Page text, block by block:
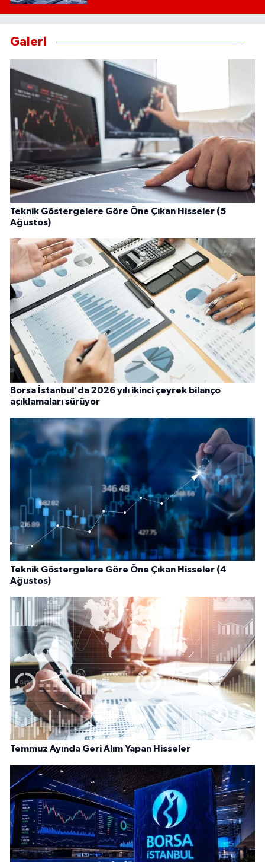
Galeri
Teknik Göstergelere Göre Öne Çıkan Hisseler (5
Ağustos)
Borsa İstanbul'da 2026 yılı ikinci çeyrek bilanço
açıklamaları sürüyor
Teknik Göstergelere Göre Öne Çıkan Hisseler (4
Ağustos)
Temmuz Ayında Geri Alım Yapan Hisseler